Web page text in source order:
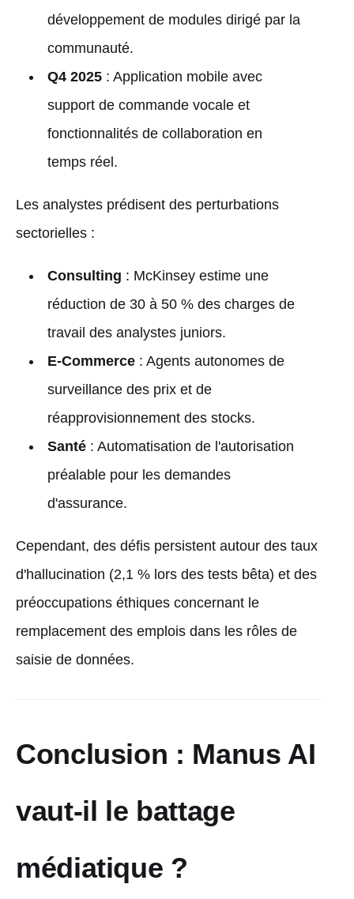
développement de modules dirigé par la
communauté.
Q4 2025: Application mobile avec
support de commande vocale et
fonctionnalités de collaboration en
temps réel.
Les analystes prédisent des perturbations
sectorielles :
Consulting : McKinsey estime une
réduction de 30 à 50 % des charges de
travail des analystes juniors.
E-Commerce: Agents autonomes de
surveillance des prix et de
réapprovisionnement des stocks.
Santé: Automatisation de l'autorisation
préalable pour les demandes
d'assurance.
Cependant, des défis persistent autour des taux
d'hallucination (2,1 % lors des tests bêta) et des
préoccupations éthiques concernant le
remplacement des emplois dans les rôles de
saisie de données.
Conclusion : Manus AI
vaut-il le battage
médiatique ?